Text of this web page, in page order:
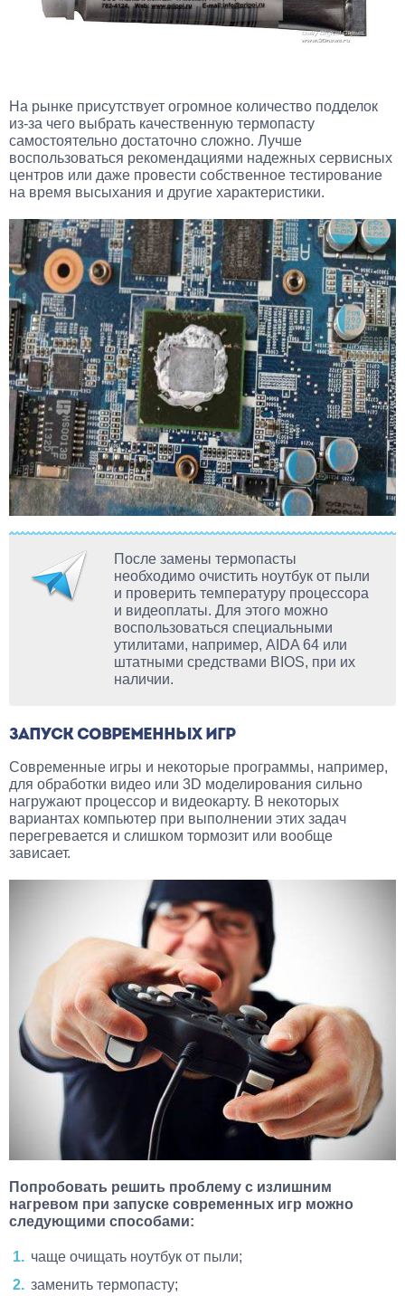
На рынке присутствует огромное количество подделок
из-за чего выбрать качественную термопасту
самостоятельно достаточно сложно. Лучше
воспользоваться рекомендациями надежных сервисных
центров или даже провести собственное тестирование
на время высыхания и другие характеристики.
После замены термопасты
необходимо очистить ноутбук от пыли
и проверить температуру процессора
и видеоплаты. Для этого можно
воспользоваться специальными
утилитами, например, AIDA 64 или
штатными средствами BIOS, при их
наличии.
ЗАПУСК СОВРЕМЕННЫХ ИГР
Современные игры и некоторые программы, например,
для обработки видео или 3D моделирования сильно
нагружают процессор и видеокарту. В некоторых
вариантах компьютер при выполнении этих задач
перегревается и слишком тормозит или вообще
зависает.
Попробовать решить проблему с излишним
нагревом при запуске современных игр можно
следующими способами:
чаще очищать ноутбук от пыли;
заменить термопасту;